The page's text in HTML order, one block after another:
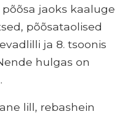
põõsa jaoks kaaluge
põõsataolised
ja 8. tsoonis
hulgas on
lill, rebashein